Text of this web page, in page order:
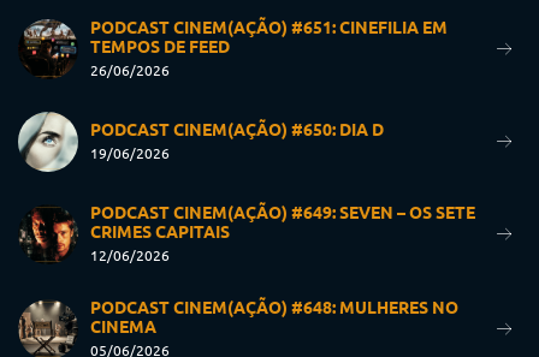
PODCAST CINEM(AÇÃO) #651: CINEFILIA EM
TEMPOS DE FEED
26/06/2026
PODCAST CINEM(AÇÃO) #650: DIA D
19/06/2026
PODCAST CINEM(AÇÃO) #649: SEVEN – OS SETE
CRIMES CAPITAIS
12/06/2026
PODCAST CINEM(AÇÃO) #648: MULHERES NO
CINEMA
05/06/2026